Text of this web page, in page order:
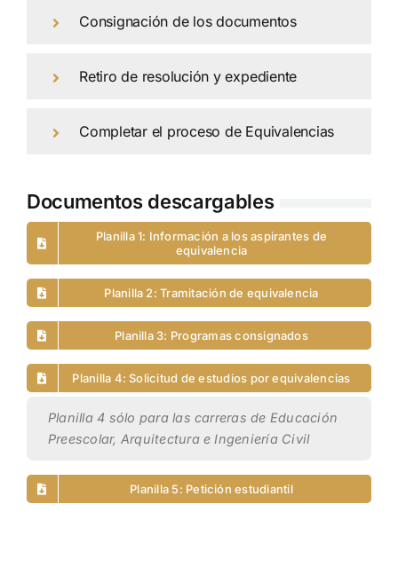
Consignación de los documentos
Retiro de resolución y expediente
Completar el proceso de Equivalencias
Documentos descargables
Planilla 1: Información a los aspirantes de
equivalencia
Planilla 2: Tramitación de equivalencia
Planilla 3: Programas consignados
Planilla 4: Solicitud de estudios por equivalencias
Planilla 4 sólo para las carreras de Educación
Preescolar, Arquitectura e Ingeniería Civil
Planilla 5: Petición estudiantil